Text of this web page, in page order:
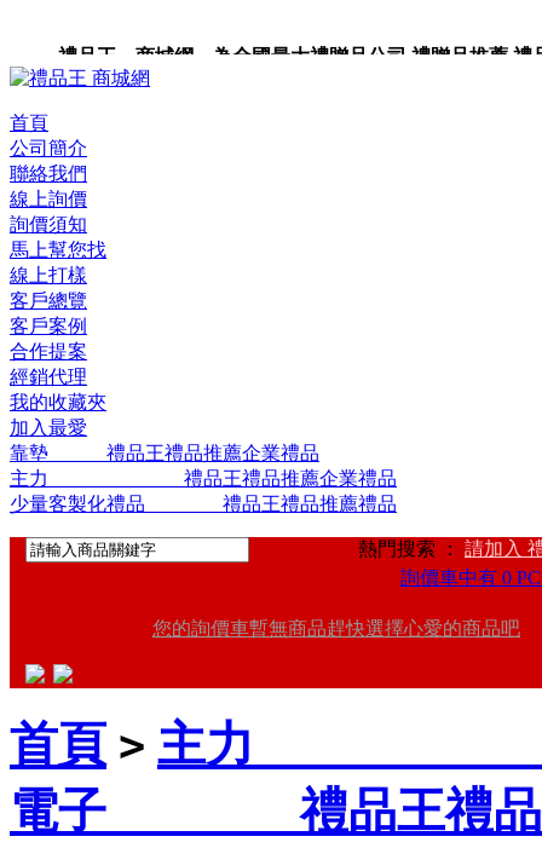
禮品王 商城網 為全國最大禮贈品公司,禮贈品推薦,禮
品包裝,禮品卡,企業禮品,禮品小物,高級禮品,禮品網站。
首頁
公司簡介
聯絡我們
線上詢價
詢價須知
馬上幫您找
線上打樣
客戶總覽
客戶案例
合作提案
經銷代理
我的收藏夾
加入最愛
靠墊 禮品王禮品推薦企業禮品
主力 禮品王禮品推薦企業禮品
少量客製化禮品 禮品王禮品推薦禮品
熱門搜索 ： 請加入
詢價車中有 0
您的詢價車暫無商品趕快選擇心愛的商品吧
首頁 > 主力 禮品
電子 禮品王禮品推